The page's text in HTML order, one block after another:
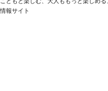
情報サイト